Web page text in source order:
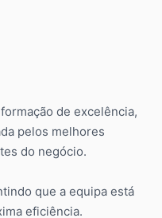
de excelência,
pelos melhores
do negócio.
que a equipa está
eficiência.